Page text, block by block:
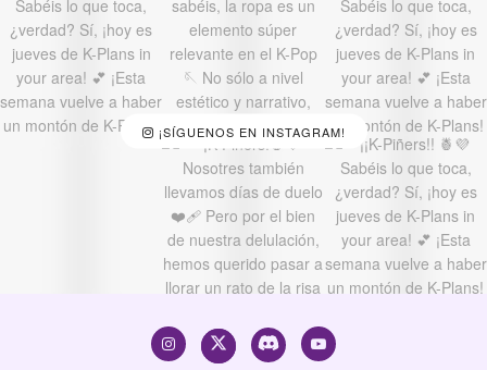
¡SÍGUENOS EN INSTAGRAM!